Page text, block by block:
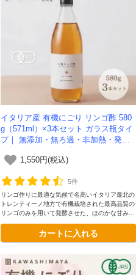
イタリア産 有機にごり リンゴ酢 580
g（571ml）×3本セット ガラス瓶タイ
プ｜ 無添加・無ろ過・非加熱・発酵
ー -かわしま屋-
1,550円(税込)
5件
リンゴ作りに最適な気候で名高いイタリア最北の
トレンティーノ地方で有機栽培された最高品質の
リンゴのみを用いて発酵させた、ほのかな甘みと
ていない、本物のリンゴ酢をガラス瓶容器にてお
楽しみください。
カートに入れる